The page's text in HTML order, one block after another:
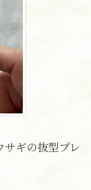
サギの抜型プレ